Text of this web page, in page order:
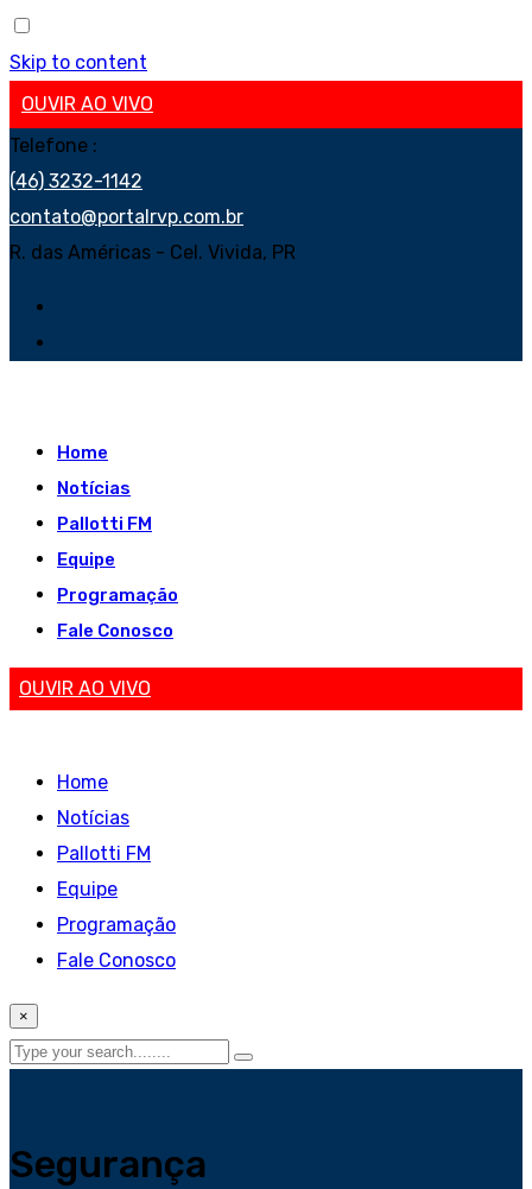
Skip to content
OUVIR AO VIVO
Telefone :
(46) 3232-1142
contato@portalrvp.com.br
R. das Américas - Cel. Vivida, PR
Home
Notícias
Pallotti FM
Equipe
Programação
Fale Conosco
OUVIR AO VIVO
Home
Notícias
Pallotti FM
Equipe
Programação
Fale Conosco
×
Segurança